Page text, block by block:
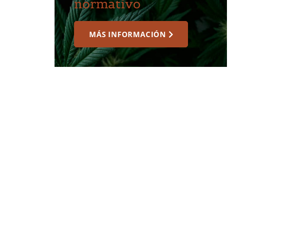
normativo
MÁS INFORMACIÓN